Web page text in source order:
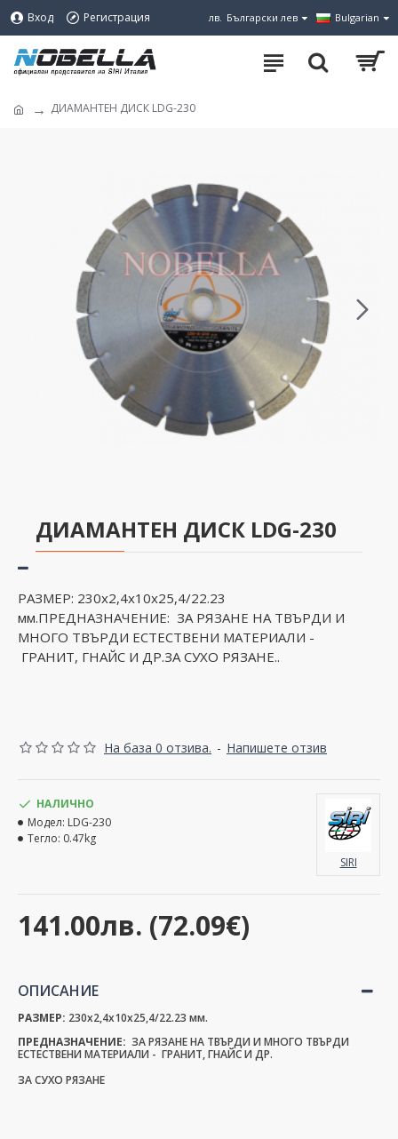
Вход Регистрация лв. Български лев Bulgarian
ДИАМАНТЕН ДИСК LDG-230
ДИАМАНТЕН ДИСК LDG-230
РАЗМЕР: 230x2,4x10x25,4/22.23
мм.ПРЕДНАЗНАЧЕНИЕ: ЗА РЯЗАНЕ НА ТВЪРДИ И
МНОГО ТВЪРДИ ЕСТЕСТВЕНИ МАТЕРИАЛИ -
ГРАНИТ, ГНАЙС И ДР.ЗА СУХО РЯЗАНЕ ..
На база 0 отзива. - Напишете отзив
141.00лв. (72.09€)
НАЛИЧНО
Модел: LDG-230
Тегло: 0.47kg
SIRI
ОПИСАНИЕ
РАЗМЕР: 230x2,4x10x25,4/22.23 мм.
ПРЕДНАЗНАЧЕНИЕ: ЗА РЯЗАНЕ НА ТВЪРДИ И МНОГО ТВЪРДИ
ЕСТЕСТВЕНИ МАТЕРИАЛИ - ГРАНИТ, ГНАЙС И ДР.
ЗА СУХО РЯЗАНЕ